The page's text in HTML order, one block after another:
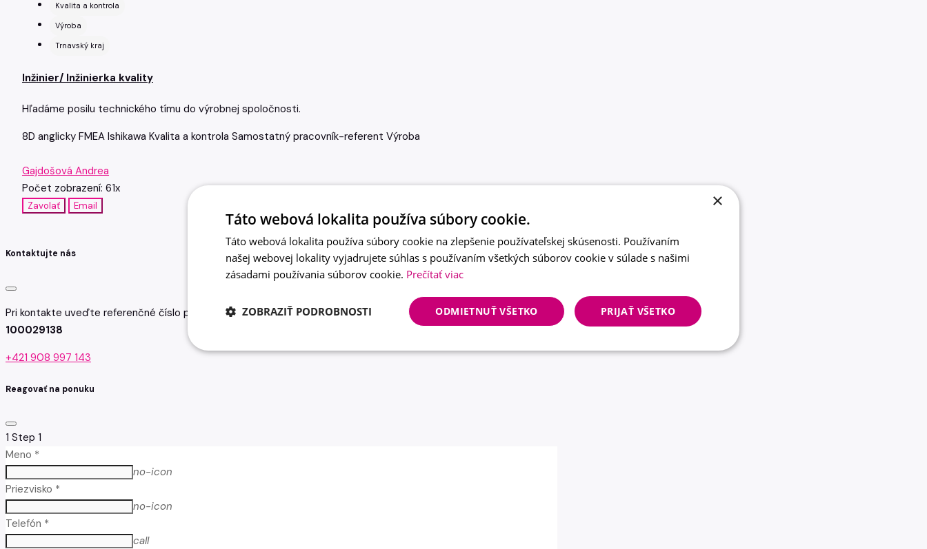
Kvalita a kontrola
Výroba
Trnavský kraj
Inžinier/ Inžinierka kvality
Hľadáme posilu technického tímu do výrobnej spoločnosti.
8D anglicky FMEA Ishikawa Kvalita a kontrola Samostatný pracovník-referent Výroba
Gajdošová Andrea
Počet zobrazení: 61x
Zavolať Email
Kontaktujte nás
Pri kontakte uveďte referenčné číslo pozície, na ktorú reagujete
100029138
+421 908 997 143
Reagovať na ponuku
1 Step 1
Meno *
no-icon
Priezvisko *
no-icon
Telefón *
call
×
Táto webová lokalita používa súbory cookie.
Táto webová lokalita používa súbory cookie na zlepšenie používateľskej skúsenosti. Používaním
našej webovej lokality vyjadrujete súhlas s používaním všetkých súborov cookie v súlade s našimi
zásadami používania súborov cookie. Prečítať viac
PRIJAŤ VŠETKO
ODMIETNUŤ VŠETKO
ZOBRAZIŤ PODROBNOSTI